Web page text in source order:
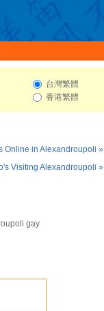
台灣繁體
香港繁體
Online in Alexandroupoli »
Visiting Alexandroupoli »
gay